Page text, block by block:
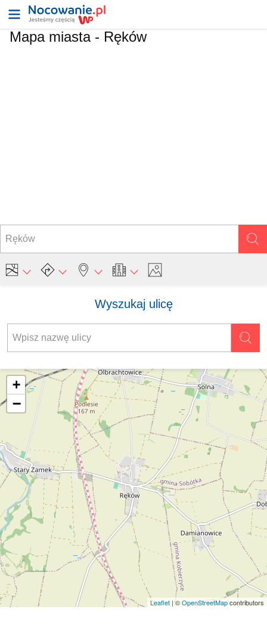
Mapa miasta - Ręków
Wyszukaj ulicę
+
−
Leaflet | ©OpenStreetMapcontributors